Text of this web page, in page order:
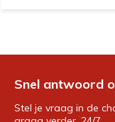
Snel antwoord
Stel je vraag in de